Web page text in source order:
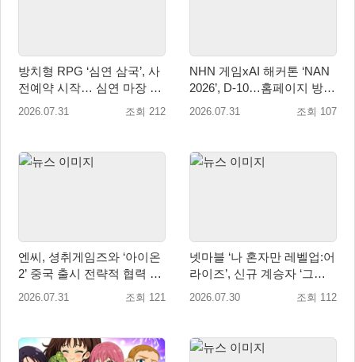
방치형 RPG ‘심연 삼국’, 사
전예약 시작… 심연 마장 수
집·육성 예고
2026.07.31 조회 212
NHN 게임xAI 해커톤 ‘NAN
2026’, D-10…홈페이지 방문
자 10만 명 돌파
2026.07.31 조회 107
엔씨, 셩취게임즈와 ‘아이온
2’ 중국 출시 전략적 협력 발
표
2026.07.31 조회 121
넷마블 ‘나 혼자만 레벨업:어
라이즈’, 신규 계승자 ‘그림
자 군주 성진우’ 추가
2026.07.30 조회 112